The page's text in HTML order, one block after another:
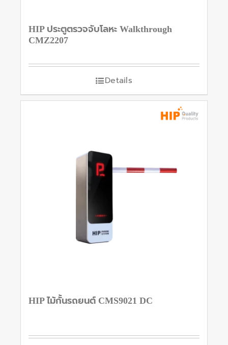
HIP ประตูตรวจจับโลหะ Walkthrough
CMZ2207
Details
HIP ไม้กั้นรถยนต์ CMS9021 DC